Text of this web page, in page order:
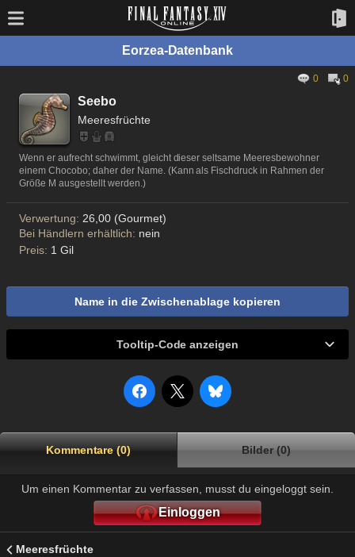
Eorzea-Datenbank
0 0
Seebo
Meeresfrüchte
Wenn er aufrecht schwimmt, gleicht dieser seltsame Meeresbewohner
einem Chocobo; daher der Name. (Kann als Fischdruck in Rahmen der
Größe M ausgestellt werden.)
Verwertung: 26,00 (Gourmet)
Bei Händlern erhältlich: nein
Preis: 1 Gil
Name in die Zwischenablage kopieren
Tooltip-Code anzeigen
Kommentare (0) Bilder (0)
Um einen Kommentar zu verfassen, musst du eingeloggt sein.
Einloggen
Meeresfrüchte